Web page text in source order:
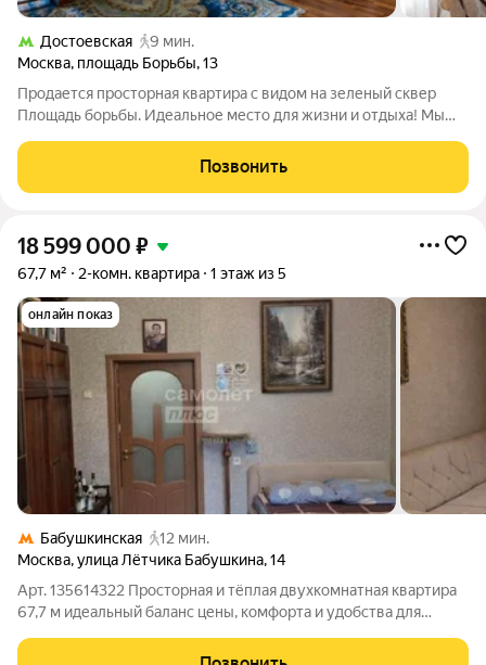
Достоевская
9 мин.
Москва, площадь Борьбы,13
Продается просторная квартира с видом на зеленый сквер
Площадь борьбы. Идеальное место для жизни и отдыха! Мы
квартиру, расположенную в Центральном административного
округе города Москвы, но вдали от
Позвонить
18 599 000 ₽
67,7 м² 2-комн. квартира 1 этаж из 5
онлайн показ
Бабушкинская
12 мин.
Москва,улица Лётчика Бабушкина,14
Арт. 135614322 Просторная и тёплая двухкомнатная квартира
67,7 м идеальный баланс цены, комфорта и удобства для
инвестиции. Квартира на первом этаже кирпичного дома 1954